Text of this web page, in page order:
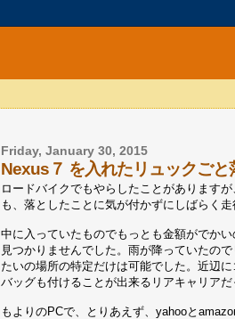
Friday, January 30, 2015
Nexus７ を入れたリュックご
ロードバイクでもやらしたことがあります
も、落としたことに気が付かずにしばらく
中に入っていたものでもっとも金額がでか
見つかりませんでした。雨が降っていたの
たいの場所の特定だけは可能でした。近辺
バッグも付けることが出来るリアキャリア
もよりのPCで、とりあえず、yahooと